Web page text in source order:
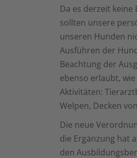
Da es derzeit keine
sollten unsere
unseren Hunden
Ausführen der
Beachtung der
ebenso erlaubt,
Aktivitäten:
Welpen, Decken
Die neue
die Ergänzung hat
den